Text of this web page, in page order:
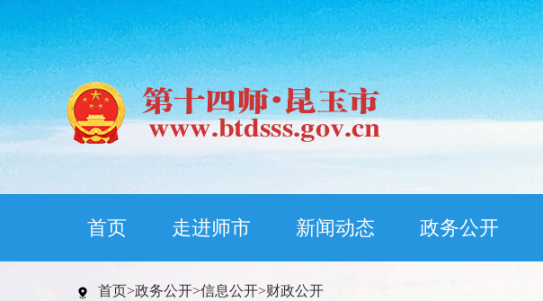
首页 走进师市 新闻动态 政务公开
首页>政务公开>信息公开>财政公开